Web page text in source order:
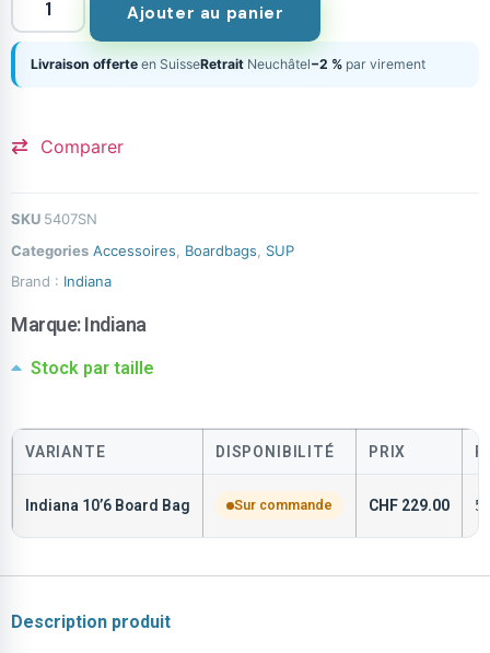
Ajouter au panier
Livraison offerte en SuisseRetrait Neuchâtel−2 % par virement
Comparer
SKU 5407SN
Categories Accessoires Boardbags
SUP
Brand : Indiana
Marque:Indiana
Stock par taille
VARIANTE DISPONIBILITÉ PRIX
Indiana 10’6 Board Bag Sur commande CHF 229.00
Description produit